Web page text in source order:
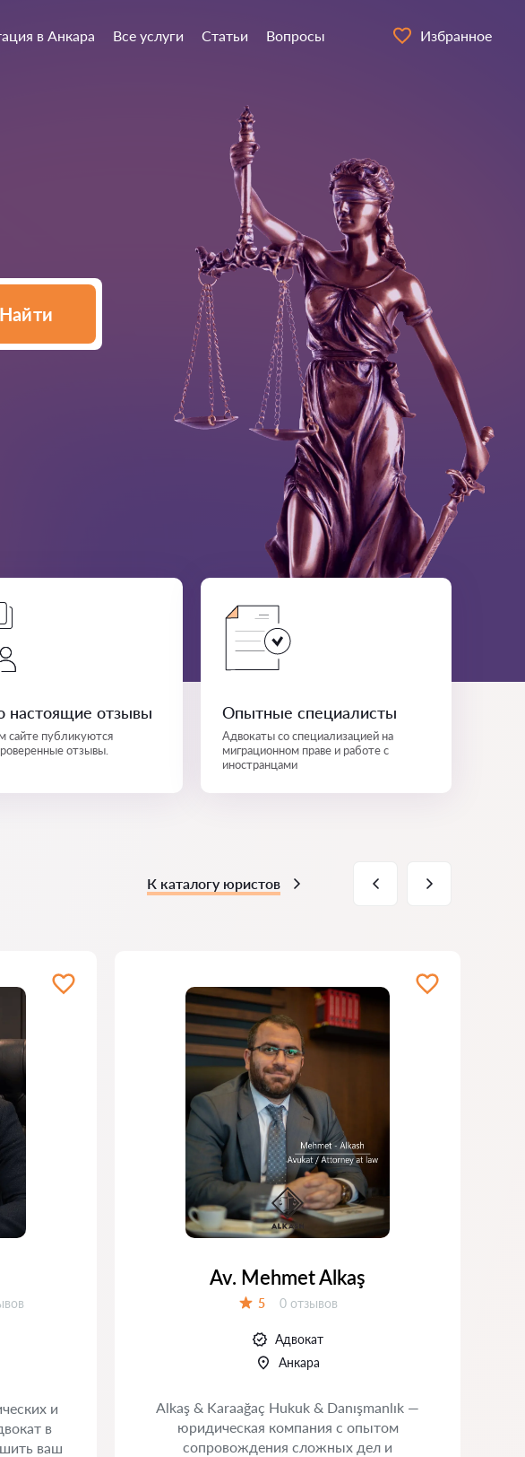
в Анкара Все услуги Статьи Вопросы Избранное
Найти
настоящие отзывы
сайте публикуются
отзывы.
Опытные специалисты
Адвокаты со специализацией на
миграционном праве и работе с
иностранцами
К каталогу юристов
и
в
ваш
Av. Mehmet Alkaş
5 Отзывов:
0 отзывов
Адвокат
Анкара
Alkaş & Karaağaç Hukuk & Danışmanlık —
юридическая компания с опытом
сопровождения сложных дел и